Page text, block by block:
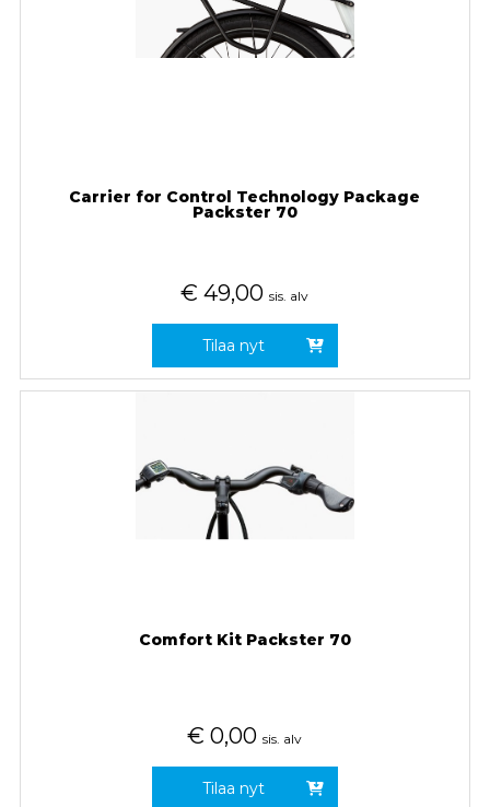
Carrier for Control Technology Package
Packster 70
€ 49,00 sis. alv
Tilaa nyt
Comfort Kit Packster 70
€ 0,00 sis. alv
Tilaa nyt